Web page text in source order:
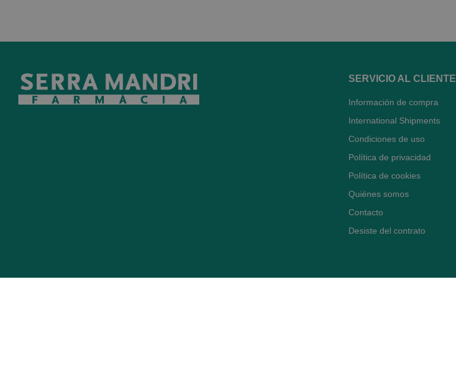
SERVICIO AL CLIENTE
Información de compra
International Shipments
Condiciones de uso
Política de privacidad
Política de cookies
Quiénes somos
Contacto
Desiste del contrato